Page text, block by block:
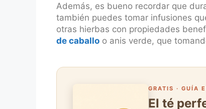
Además, es bueno recordar que
también puedes tomar infusiones
otras hierbas con propiedades
de caballo o anis verde, que
GRATIS · GUÍA
El té